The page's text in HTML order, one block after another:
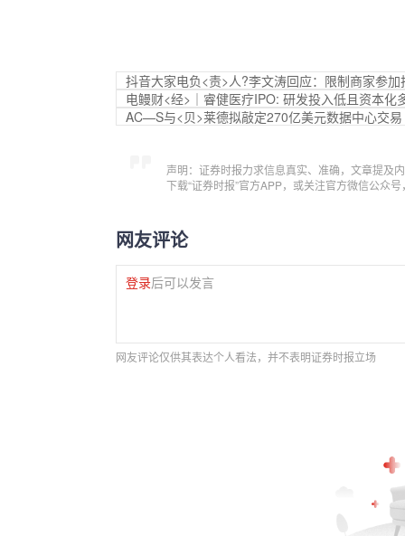
抖音大家电负<责>人?李文涛回应：限制商家参加
电鳗财<经>｜睿健医疗IPO: 研发投入低且资本
AC—S与<贝>莱德拟敲定270亿美元数据中心交易
声明：证券时报力求信息真实、准确，文章提及
下载“证券时报”官方APP，或关注官方微信公众
网友评论
登录后可以发言
网友评论仅供其表达个人看法，并不表明证券时报立场